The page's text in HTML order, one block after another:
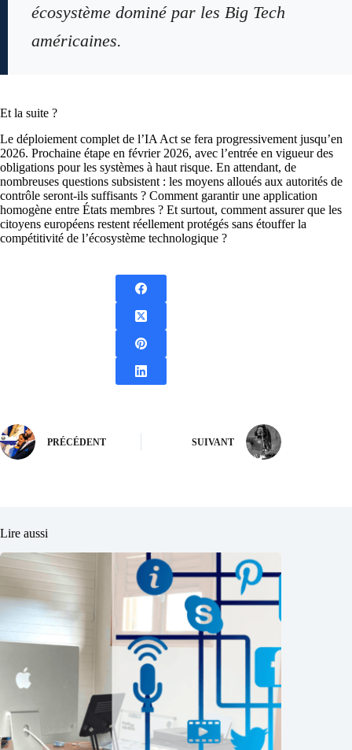
écosystème dominé par les Big Tech
américaines.
Et la suite ?
Le déploiement complet de l’IA Act se fera progressivement jusqu’en
2026. Prochaine étape en février 2026, avec l’entrée en vigueur des
obligations pour les systèmes à haut risque. En attendant, de
nombreuses questions subsistent : les moyens alloués aux autorités de
contrôle seront-ils suffisants ? Comment garantir une application
homogène entre États membres ? Et surtout, comment assurer que les
citoyens européens restent réellement protégés sans étouffer la
compétitivité de l’écosystème technologique ?
PRÉCÉDENT SUIVANT
Lire aussi